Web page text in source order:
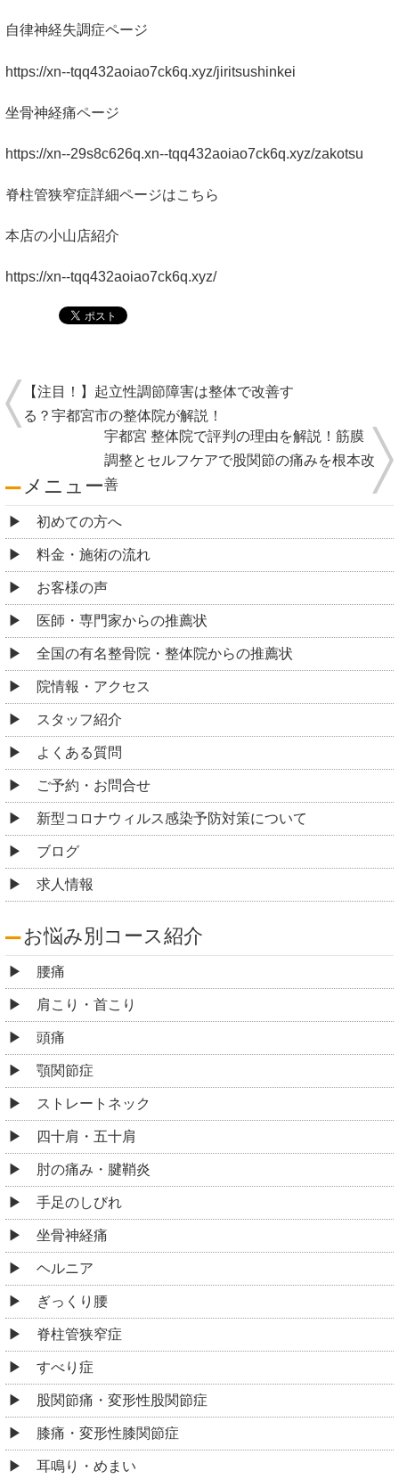
自律神経失調症ページ
https://xn--tqq432aoiao7ck6q.xyz/jiritsushinkei
坐骨神経痛ページ
https://xn--29s8c626q.xn--tqq432aoiao7ck6q.xyz/zakotsu
脊柱管狭窄症詳細ページはこちら
本店の小山店紹介
https://xn--tqq432aoiao7ck6q.xyz/
【注目！】起立性調節障害は整体で改善す
る？宇都宮市の整体院が解説！
宇都宮 整体院で評判の理由を解説！筋膜
調整とセルフケアで股関節の痛みを根本改
善
メニュー
初めての方へ
料金・施術の流れ
お客様の声
医師・専門家からの推薦状
全国の有名整骨院・整体院からの推薦状
院情報・アクセス
スタッフ紹介
よくある質問
ご予約・お問合せ
新型コロナウィルス感染予防対策について
ブログ
求人情報
お悩み別コース紹介
腰痛
肩こり・首こり
頭痛
顎関節症
ストレートネック
四十肩・五十肩
肘の痛み・腱鞘炎
手足のしびれ
坐骨神経痛
ヘルニア
ぎっくり腰
脊柱管狭窄症
すべり症
股関節痛・変形性股関節症
膝痛・変形性膝関節症
耳鳴り・めまい